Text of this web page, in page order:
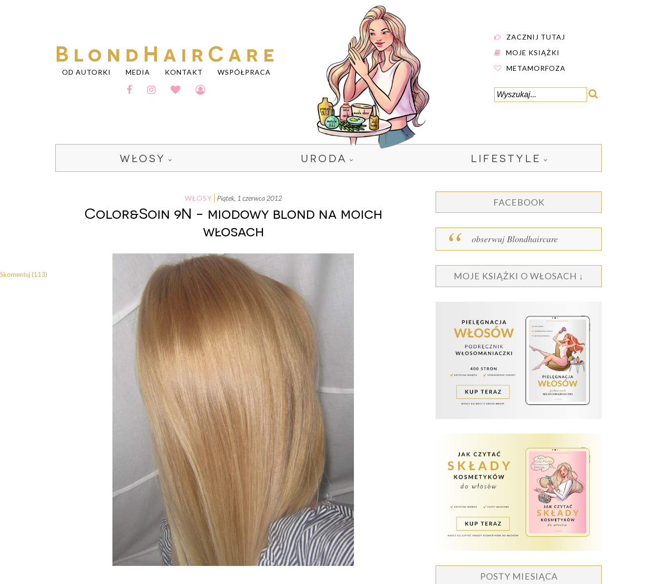
BlondHairCare
OD AUTORKI MEDIA KONTAKT WSPÓŁPRACA
ZACZNIJ TUTAJ
MOJE KSIĄŻKI
METAMORFOZA
WŁOSY URODA LIFESTYLE
WŁOSY piątek, 1 czerwca 2012
Color&Soin 9N - miodowy blond na moich
włosach
Skomentuj (113)
FACEBOOK
obserwuj Blondhaircare
MOJE KSIĄŻKI O WŁOSACH ↓
POSTY MIESIĄCA